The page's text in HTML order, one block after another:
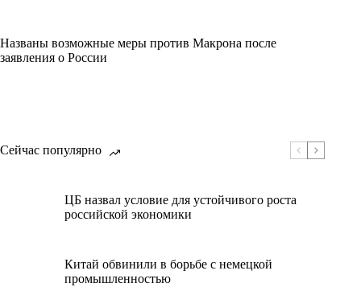
Названы возможные меры против Макрона после
заявления о России
Сейчас популярно
ЦБ назвал условие для устойчивого роста
российской экономики
Китай обвинили в борьбе с немецкой
промышленностью